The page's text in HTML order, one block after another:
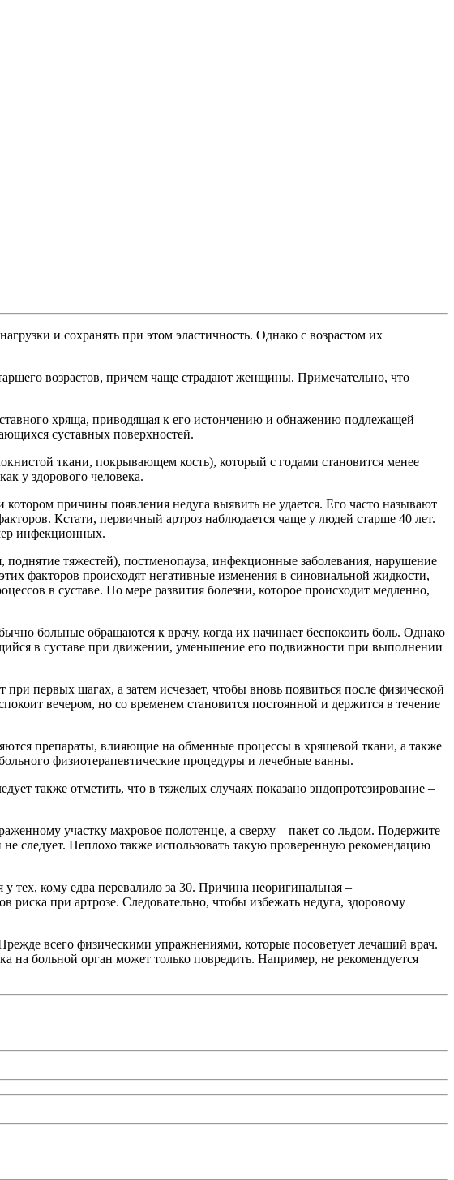
и сохранять при этом эластичность. Однако с возрастом их
возрастов, причем чаще страдают женщины. Примечательно, что
хряща, приводящая к его истончению и обнажению подлежащей
суставных поверхностей.
ткани, покрывающем кость), который с годами становится менее
у здорового человека.
причины появления недуга выявить не удается. Его часто называют
Кстати, первичный артроз наблюдается чаще у людей старше 40 лет.
инфекционных.
тяжестей), постменопауза, инфекционные заболевания, нарушение
факторов происходят негативные изменения в синовиальной жидкости,
в суставе. По мере развития болезни, которое происходит медленно,
больные обращаются к врачу, когда их начинает беспокоить боль. Однако
в суставе при движении, уменьшение его подвижности при выполнении
первых шагах, а затем исчезает, чтобы вновь появиться после физической
вечером, но со временем становится постоянной и держится в течение
препараты, влияющие на обменные процессы в хрящевой ткани, а также
физиотерапевтические процедуры и лечебные ванны.
также отметить, что в тяжелых случаях показано эндопротезирование –
участку махровое полотенце, а сверху – пакет со льдом. Подержите
следует. Неплохо также использовать такую проверенную рекомендацию
тех, кому едва перевалило за 30. Причина неоригинальная –
при артрозе. Следовательно, чтобы избежать недуга, здоровому
всего физическими упражнениями, которые посоветует лечащий врач.
на больной орган может только повредить. Например, не рекомендуется